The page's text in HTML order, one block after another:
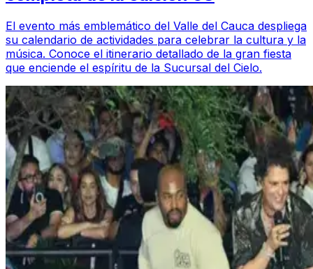
El evento más emblemático del Valle del Cauca despliega
su calendario de actividades para celebrar la cultura y la
música. Conoce el itinerario detallado de la gran fiesta
que enciende el espíritu de la Sucursal del Cielo.